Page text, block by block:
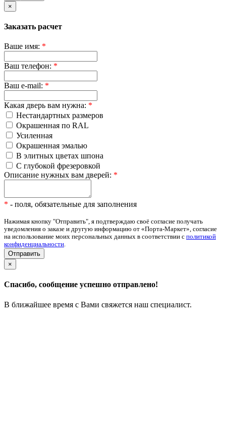
×
Заказать расчет
Ваше имя: *
Ваш телефон: *
Ваш e-mail: *
Какая дверь вам нужна: *
Нестандартных размеров
Окрашенная по RAL
Усиленная
Окрашенная эмалью
В элитных цветах шпона
С глубокой фрезеровкой
Описание нужных вам дверей: *
* - поля, обязательные для заполнения
Нажимая кнопку "Отправить", я подтверждаю своё согласие получать
уведомления о заказе и другую информацию от «Порта-Маркет», согласие
на использование моих персональных данных в соответствии с политикой
конфиденциальности.
×
Спасибо, сообщение успешно отправлено!
В ближайшее время с Вами свяжется наш специалист.